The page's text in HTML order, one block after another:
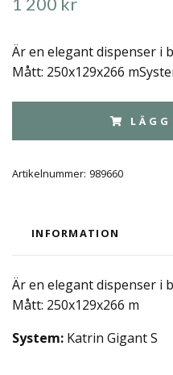
Är en elegant dispenser i
Mått: 250x129x266
Artikelnummer: 989660
INFORMATION
Är en elegant dispenser i
Mått: 250x129x266 m
System: Katrin Gigant S